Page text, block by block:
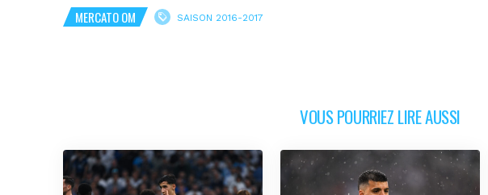
MERCATO OM SAISON 2016-2017
VOUS POURRIEZ LIRE AUSSI